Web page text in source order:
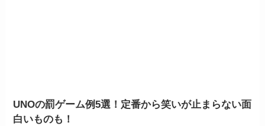
UNOの罰ゲーム例5選！定番から笑いが止まらない面
白いものも！